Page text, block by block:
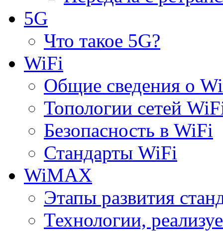
5G
Что такое 5G?
WiFi
Общие сведения о
Топологии сетей
Безопасность в WiFi
Стандарты WiFi
WiMAX
Этапы развития
Технологии,